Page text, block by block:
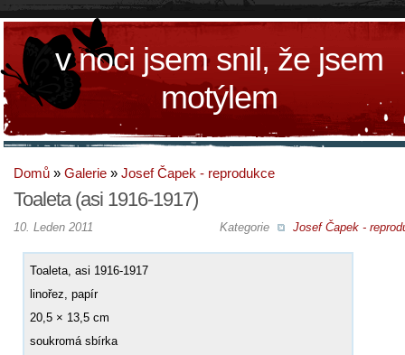
v noci jsem snil, že jsem
motýlem
Domů » Galerie » Josef Čapek - reprodukce
Toaleta (asi 1916-1917)
Kategorie Josef Čapek -
10. Leden 2011
Toaleta, asi 1916-1917
linořez, papír
20,5 × 13,5 cm
soukromá sbírka